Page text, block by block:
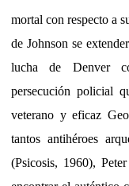
mortal con respecto a
de Johnson se
lucha de Denver
persecución policial
veterano y eficaz
tantos antihéroes
(Psicosis, 1960),